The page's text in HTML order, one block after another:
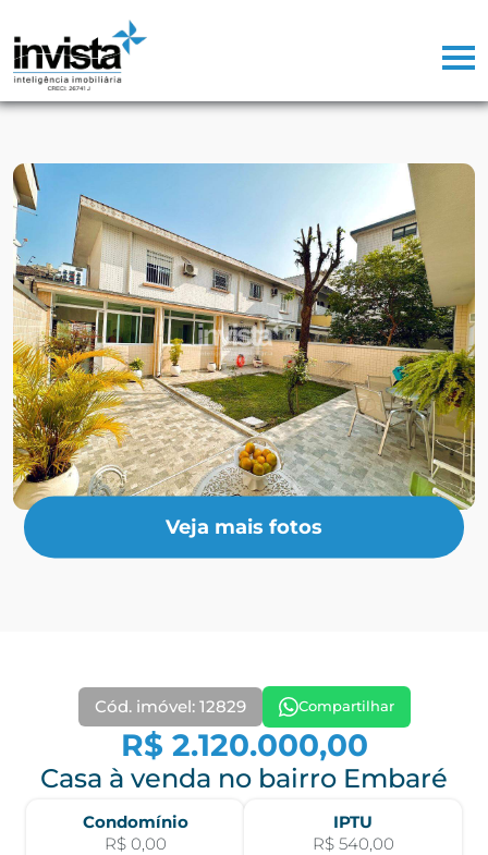
Veja mais fotos
Cód. imóvel: 12829 Compartilhar
R$ 2.120.000,00
Casa à venda no bairro Embaré
Condomínio
R$ 0,00
IPTU
R$ 540,00